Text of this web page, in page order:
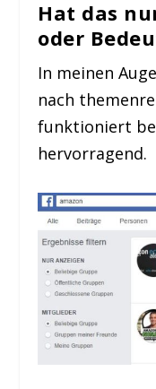
Hat das
oder
In meinen
nach
funktioniert
hervorragend.